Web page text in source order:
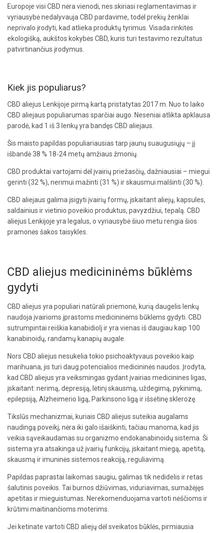
Europoje visi CBD nėra vienodi, nes skiriasi reglamentavimas ir
vyriausybė nedalyvauja CBD pardavime, todėl prekių ženklai
neprivalo įrodyti, kad atlieka produktų tyrimus. Visada rinkitės
ekologišką, aukštos kokybės CBD, kuris turi testavimo rezultatus
patvirtinančius įrodymus.
Kiek jis populiarus?
CBD aliejus Lenkijoje pirmą kartą pristatytas 2017 m. Nuo to laiko
CBD aliejaus populiarumas sparčiai augo. Neseniai atlikta apklausa
parodė, kad 1 iš 3 lenkų yra bandęs CBD aliejaus.
Šis maisto papildas populiariausias tarp jaunų suaugusiųjų – jį
išbandė 38 % 18-24 metų amžiaus žmonių.
CBD produktai vartojami dėl įvairių priežasčių, dažniausiai – miegui
gerinti (32 %), nerimui mažinti (31 %) ir skausmui malšinti (30 %).
CBD aliejaus galima įsigyti įvairių formų, įskaitant aliejų, kapsules,
saldainius ir vietinio poveikio produktus, pavyzdžiui, tepalą. CBD
aliejus Lenkijoje yra legalus, o vyriausybė šiuo metu rengia šios
pramonės šakos taisykles.
CBD aliejus medicininėms būklėms
gydyti
CBD aliejus yra populiari natūrali priemonė, kurią daugelis lenkų
naudoja įvairioms įprastoms medicininėms būklėms gydyti. CBD
sutrumpintai reiškia kanabidiolį ir yra vienas iš daugiau kaip 100
kanabinoidų, randamų kanapių augale.
Nors CBD aliejus nesukelia tokio psichoaktyvaus poveikio kaip
marihuana, jis turi daug potencialios medicininės naudos. Įrodyta,
kad CBD aliejus yra veiksmingas gydant įvairias medicinines ligas,
įskaitant: nerimą, depresiją, lėtinį skausmą, uždegimą, pykinimą,
epilepsiją, Alzheimerio ligą, Parkinsono ligą ir išsėtinę sklerozę.
Tikslūs mechanizmai, kuriais CBD aliejus suteikia augalams
naudingą poveikį, nėra iki galo išaiškinti, tačiau manoma, kad jis
veikia sąveikaudamas su organizmo endokanabinoidų sistema. Ši
sistema yra atsakinga už įvairių funkcijų, įskaitant miegą, apetitą,
skausmą ir imuninės sistemos reakciją, reguliavimą.
Papildas paprastai laikomas saugiu, galimas tik nedidelis ir retas
šalutinis poveikis. Tai burnos džiūvimas, viduriavimas, sumažėjęs
apetitas ir mieguistumas. Nerekomenduojama vartoti nėščioms ir
krūtimi maitinančioms moterims.
Jei ketinate vartoti CBD aliejų dėl sveikatos būklės, pirmiausia